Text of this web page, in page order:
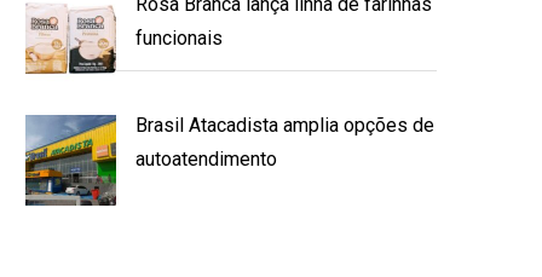
funcionais
Brasil Atacadista amplia opções de
autoatendimento